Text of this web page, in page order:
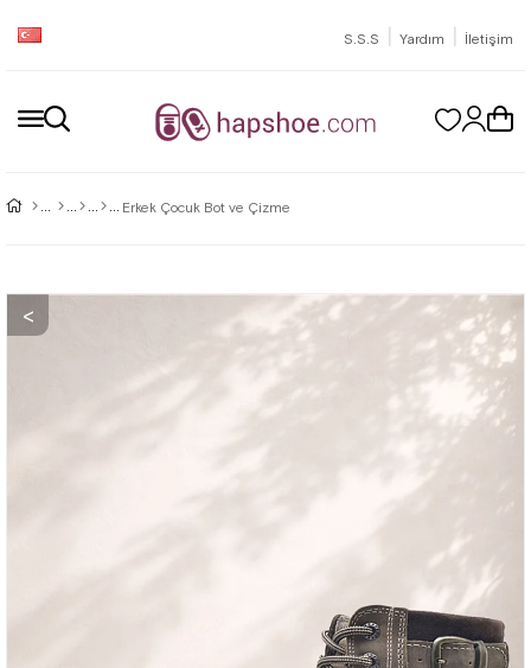
S.S.S | Yardım | İletişim
Erkek Çocuk Bot ve Çizme